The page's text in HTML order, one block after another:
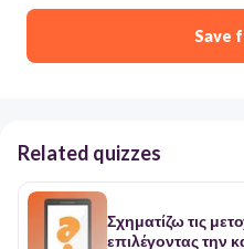
Save
Related quizzes
Σχηματίζω τις
επιλέγοντας την